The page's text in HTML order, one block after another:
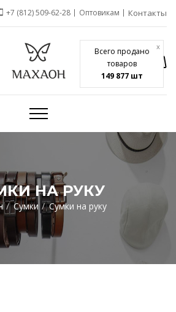
Всего продано
товаров
149 877 шт
x
+7 (812) 509-62-28 Оптовикам Контакты
НА РУКУ
Сумки Сумки на руку